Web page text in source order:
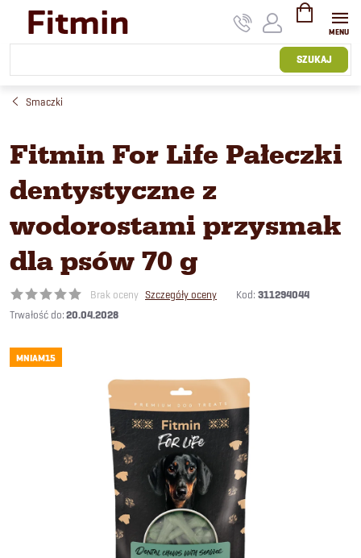
treści
SZUKAJ
KOSZYK
Smaczki
Fitmin For Life Pałeczki
dentystyczne z
wodorostami przysmak
dla psów 70 g
Brak oceny Szczegóły oceny Kod: 311294044
20.04.2028
MNIAM15